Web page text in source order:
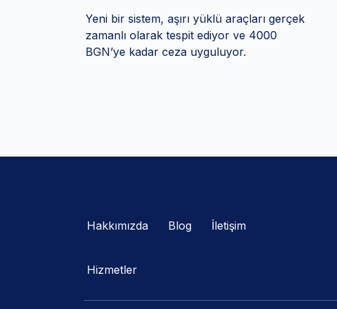
Yeni bir sistem, aşırı yüklü araçları gerçek
zamanlı olarak tespit ediyor ve 4000
BGN’ye kadar ceza uyguluyor.
Hakkımızda Blog İletişim
Hizmetler